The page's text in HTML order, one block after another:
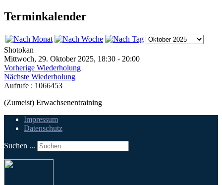
Terminkalender
Shotokan
Mittwoch, 29. Oktober 2025, 18:30 - 20:00
Vorherige Wiederholung
Nächste Wiederholung
Aufrufe : 1066453
(Zumeist) Erwachsenentraining
Impressum
Datenschutz
Suchen ...